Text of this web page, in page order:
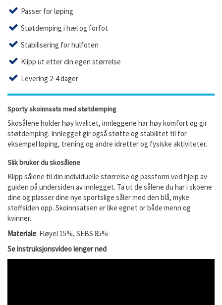
Passer for løping
Støtdemping i hæl og forfot
Stabilisering for hulfoten
Klipp ut etter din egen størrelse
Levering 2-4 dager
Sporty skoinnsats med støtdemping
Skosålene holder høy kvalitet, innleggene har høy komfort og gir
støtdemping. Innlegget gir også støtte og stabilitet til for
eksempel løping, trening og andre idretter og fysiske aktiviteter.
Slik bruker du skosålene
Klipp sålene til din individuelle størrelse og passform ved hjelp av
guiden på undersiden av innlegget. Ta ut de sålene du har i skoene
dine og plasser dine nye sportslige såler med den blå, myke
stoffsiden opp. Skoinnsatsen er like egnet or både menn og
kvinner.
Materiale: Fløyel 15%, SEBS 85%
Se instruksjonsvideo lenger ned